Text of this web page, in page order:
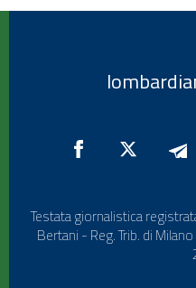
Testata giornalistica
Bertani - Reg. Trib. di